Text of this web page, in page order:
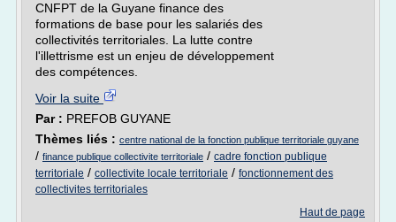
CNFPT de la Guyane finance des
formations de base pour les salariés des
collectivités territoriales. La lutte contre
l'illettrisme est un enjeu de développement
des compétences.
Voir la suite
Par : PREFOB GUYANE
Thèmes liés : centre national de la fonction publique territoriale guyane
/ finance publique collectivite territoriale / cadre fonction publique
territoriale / collectivite locale territoriale / fonctionnement des
collectivites territoriales
Haut de page